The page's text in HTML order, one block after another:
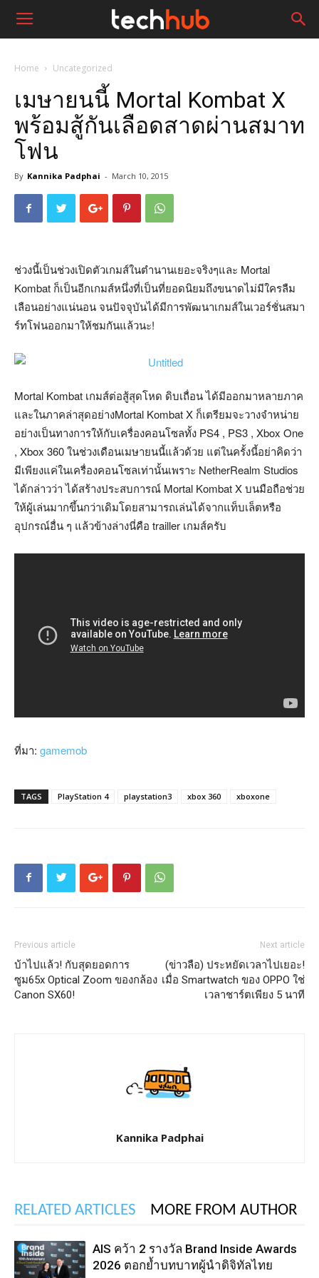
Home Uncategorized
เมษายนนี้ Mortal Kombat X
พร้อมสู้กันเลือดสาดผ่านสมาท
โฟน
By Kannika Padphai - March 10, 2015
ช่วงนี้เป็นช่วงเปิดตัวเกมส์ในตำนานเยอะจริงๆและ Mortal
Kombat ก็เป็นอีกเกมส์หนึ่งที่เป็นที่ยอดนิยมถึงขนาดไม่มีใครลืม
เลือนอย่างแน่นอน จนปัจจุบันได้มีการพัฒนาเกมส์ในเวอร์ชั่นสมา
ร์ทโฟนออกมาให้ชมกันแล้วนะ!
Mortal Kombat เกมส์ต่อสู้สุดโหด ดิบเถื่อน ได้มีออกมาหลายภาค
และในภาคล่าสุดอย่างMortal Kombat X ก็เตรียมจะวางจำหน่าย
อย่างเป็นทางการให้กับเครื่องคอนโซลทั้ง PS4 , PS3 , Xbox One
, Xbox 360 ในช่วงเดือนเมษายนนี้แล้วด้วย แต่ในครั้งนี้อย่าคิดว่า
มีเพียงแค่ในเครื่องคอนโซลเท่านั้นเพราะ NetherRealm Studios
ได้กล่าวว่า ได้สร้างประสบการณ์ Mortal Kombat X บนมือถือช่วย
ให้ผู้เล่นมากขึ้นกว่าเดิมโดยสามารถเล่นได้จากแท็บเล็ตหรือ
อุปกรณ์อื่น ๆ แล้วข้างล่างนี่คือ trailler เกมส์ครับ
ที่มา: gamemob
TAGS PlayStation 4 playstation3 xbox 360 xboxone
Previous article
บ้าไปแล้ว! กับสุดยอดการ
ซูม65x Optical Zoom ของกล้อง
Canon SX60!
Next article
(ข่าวลือ) ประหยัดเวลาไปเยอะ!
เมื่อ Smartwatch ของ OPPO ใช่
เวลาชาร์ตเพียง 5 นาที
Kannika Padphai
RELATED ARTICLES MORE FROM AUTHOR
AIS คว้า 2 รางวัล Brand Inside Awards
2026 ตอกย้ำบทบาทผู้นำดิจิทัลไทย